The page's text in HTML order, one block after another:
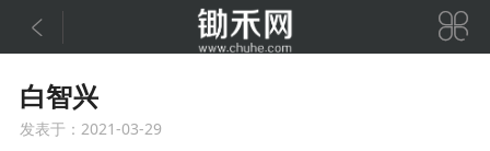
 
白智兴
发表于：2021-03-29